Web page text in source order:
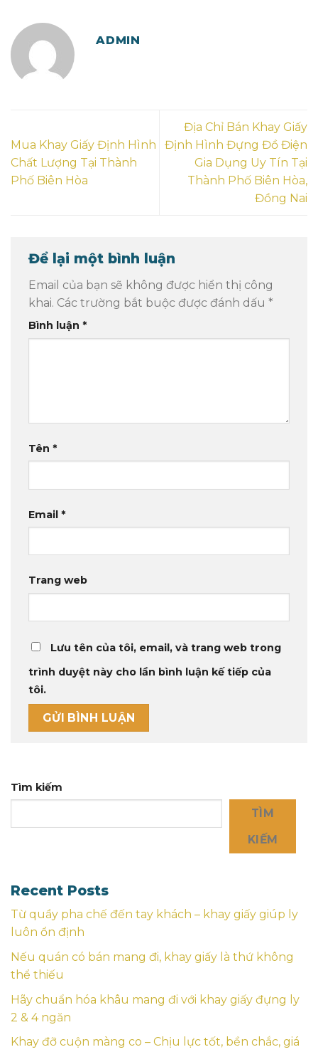
ADMIN
Mua Khay Giấy Định Hình
Chất Lượng Tại Thành
Phố Biên Hòa
Địa Chỉ Bán Khay Giấy
Định Hình Đựng Đồ Điện
Gia Dụng Uy Tín Tại
Thành Phố Biên Hòa,
Đồng Nai
Để lại một bình luận
Email của bạn sẽ không được hiển thị công
khai. Các trường bắt buộc được đánh dấu *
Bình luận *
Tên *
Email *
Trang web
Lưu tên của tôi, email, và trang web trong
trình duyệt này cho lần bình luận kế tiếp của
tôi.
Tìm kiếm
TÌM
KIẾM
Recent Posts
Từ quầy pha chế đến tay khách – khay giấy giúp ly
luôn ổn định
Nếu quán có bán mang đi, khay giấy là thứ không
thể thiếu
Hãy chuẩn hóa khâu mang đi với khay giấy đựng ly
2 & 4 ngăn
Khay đỡ cuộn màng co – Chịu lực tốt, bền chắc, giá